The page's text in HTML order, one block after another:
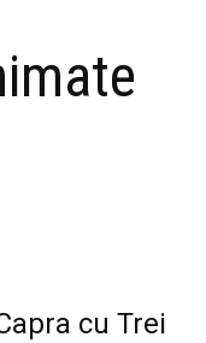
cu Trei